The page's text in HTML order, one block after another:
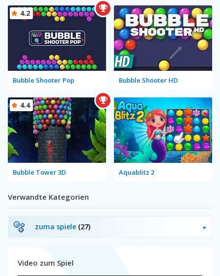
Bubble Shooter Pop
4.2
Bubble Shooter HD
Bubble Tower 3D
4.4
Aquablitz 2
Verwandte Kategorien
zuma spiele (27)
Video zum Spiel